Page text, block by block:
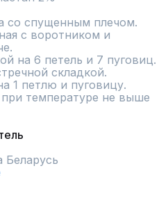
со спущенным плечом.
с воротником и
на 6 петель и 7 пуговиц.
складкой.
1 петлю и пуговицу.
температуре не выше
Беларусь